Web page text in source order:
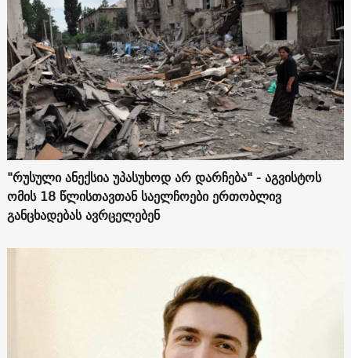
"რუსული ანექსია უპასუხოდ არ დარჩება" - აგვისტოს
ომის 18 წლისთავთან საელჩოები ერთობლივ
განცხადებას ავრცელებენ